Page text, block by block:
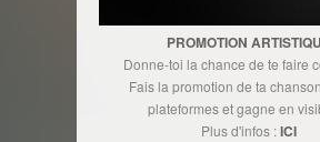
PROMOTION
Donne-toi la chance de te faire
Fais la promotion de ta
plateformes et gagne en
Plus d'infos :ICI